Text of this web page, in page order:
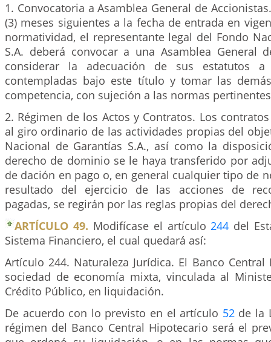
1. Convocatoria a Asamblea General de
(3) meses siguientes a la fecha de entrada en
normatividad, el representante legal del Fondo
S.A. deberá convocar a una Asamblea General
considerar la adecuación de sus estatutos a
contempladas bajo este título y tomar las
competencia, con sujeción a las normas
2. Régimen de los Actos y Contratos. Los
al giro ordinario de las actividades propias del
Nacional de Garantías S.A., así como la
derecho de dominio se le haya transferido por
de dación en pago o, en general cualquier tipo de
resultado del ejercicio de las acciones de
pagadas, se regirán por las reglas propias del
ARTÍCULO 49. Modifícase el artículo244 del
Sistema Financiero, el cual quedará así:
Artículo 244. Naturaleza Jurídica. El Banco
sociedad de economía mixta, vinculada al
Crédito Público, en liquidación.
De acuerdo con lo previsto en el artículo 52de la
régimen del Banco Central Hipotecario será el